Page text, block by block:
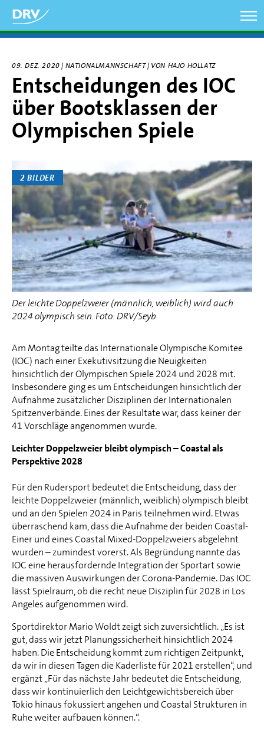
zum
Inhalt
09. DEZ. 2020 | NATIONALMANNSCHAFT | VON HAJO HOLLATZ
Entscheidungen des IOC
über Bootsklassen der
Olympischen Spiele
Der leichte Doppelzweier (männlich, weiblich) wird auch
2024 olympisch sein. Foto: DRV/Seyb
2 BILDER
Am Montag teilte das Internationale Olympische Komitee
(IOC) nach einer Exekutivsitzung die Neuigkeiten
hinsichtlich der Olympischen Spiele 2024 und 2028 mit.
Insbesondere ging es um Entscheidungen hinsichtlich der
Aufnahme zusätzlicher Disziplinen der Internationalen
Spitzenverbände. Eines der Resultate war, dass keiner der
41 Vorschläge angenommen wurde.
Leichter Doppelzweier bleibt olympisch – Coastal als
Perspektive 2028
Für den Rudersport bedeutet die Entscheidung, dass der
leichte Doppelzweier (männlich, weiblich) olympisch bleibt
und an den Spielen 2024 in Paris teilnehmen wird. Etwas
überraschend kam, dass die Aufnahme der beiden Coastal-
Einer und eines Coastal Mixed-Doppelzweiers abgelehnt
wurden – zumindest vorerst. Als Begründung nannte das
IOC eine herausfordernde Integration der Sportart sowie
die massiven Auswirkungen der Corona-Pandemie. Das IOC
lässt Spielraum, ob die recht neue Disziplin für 2028 in Los
Angeles aufgenommen wird.
Sportdirektor Mario Woldt zeigt sich zuversichtlich. „Es ist
gut, dass wir jetzt Planungssicherheit hinsichtlich 2024
haben. Die Entscheidung kommt zum richtigen Zeitpunkt,
da wir in diesen Tagen die Kaderliste für 2021 erstellen“, und
ergänzt „Für das nächste Jahr bedeutet die Entscheidung,
dass wir kontinuierlich den Leichtgewichtsbereich über
Tokio hinaus fokussiert angehen und Coastal Strukturen in
Ruhe weiter aufbauen können.“.